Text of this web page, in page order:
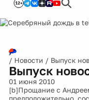
12+
/ Новости / Выпуск
Выпуск
01 июня 2010
[b]Прощание с